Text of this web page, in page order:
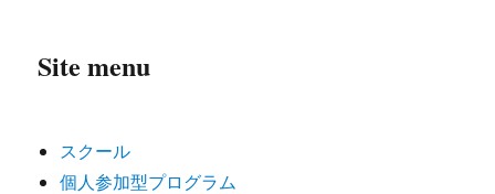
Site menu
スクール
個人参加型プログラム